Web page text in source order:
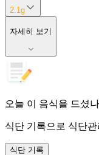
2.1 g
자세히 보기
오늘 이 음식을 드셨
식단 기록으로 식단
식단 기록